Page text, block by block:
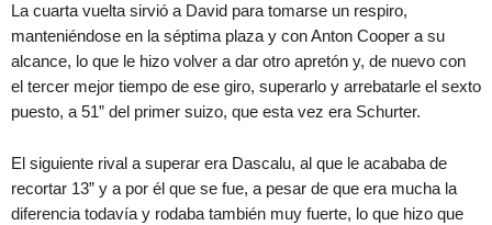
La cuarta vuelta sirvió a David para tomarse un respiro,
manteniéndose en la séptima plaza y con Anton Cooper a su
alcance, lo que le hizo volver a dar otro apretón y, de nuevo con
el tercer mejor tiempo de ese giro, superarlo y arrebatarle el sexto
puesto, a 51” del primer suizo, que esta vez era Schurter.
El siguiente rival a superar era Dascalu, al que le acababa de
recortar 13” y a por él que se fue, a pesar de que era mucha la
diferencia todavía y rodaba también muy fuerte, lo que hizo que